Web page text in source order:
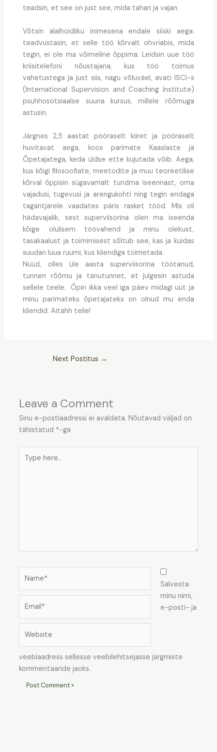
teadsin, et see on just see, mida tahan ja vajan.
Võtsin alalhoidliku inimesena endale siiski aega:
teadvustasin, et selle töö kõrvalt ohvriabis, mida
tegin, ei ole ma võimeline õppima. Leidsin uue töö
kriisitelefoni nõustajana, kus töö toimus
vahetustega ja just siis, nagu võluväel, avati ISCI-s
(International Supervision and Coaching Institute)
psühhosotsiaalse suuna kursus, millele rõõmuga
astusin.
Järgnes 2,5 aastat pööraselt kiiret ja pööraselt
huvitavat aega, koos parimate Kaaslaste ja
Õpetajatega, keda üldse ette kujutada võib. Aega,
kus kõigi filosoofiate, meetodite ja muu teoreetilise
kõrval õppisin sügavamalt tundma iseennast, oma
vajadusi, tugevusi ja arengukohti ning tegin endaga
tagantjärele vaadates päris rasket tööd. Mis oli
hädavajalik, sest superviisorina olen ma iseenda
kõige olulisem töövahend ja minu olekust,
tasakaalust ja toimimisest sõltub see, kas ja kuidas
suudan luua ruumi, kus kliendiga toimetada.
Nüüd, olles üle aasta superviisorina töötanud,
tunnen rõõmu ja tänutunnet, et julgesin astuda
sellele teele. Õpin ikka veel iga päev midagi uut ja
minu parimateks õpetajateks on olnud mu enda
kliendid. Aitähh teile!
Next Postitus →
Leave a Comment
Sinu e-postiaadressi ei avaldata. Nõutavad väljad on
tähistatud *-ga
here..
Salvesta
minu nimi,
e-posti- ja
veebiaadress sellesse veebilehitsejasse järgmiste
kommentaaride jaoks.